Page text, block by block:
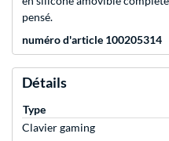
pensé.
numéro d'article 100205314
Détails
Type
Clavier gaming